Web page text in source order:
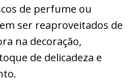
de perfume ou
ser reaproveitados de
na decoração,
de delicadeza e